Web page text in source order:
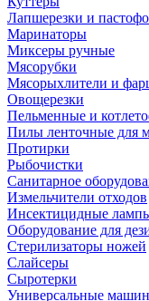
Лапшерезки и
Маринаторы
Миксеры ручные
Мясорубки
Мясорыхлители и
Овощерезки
Пельменные и
Пилы ленточные для
Протирки
Рыбочистки
Санитарное
Измельчители отходов
Инсектицидные
Оборудование для
Стерилизаторы ножей
Слайсеры
Сыротерки
Универсальные